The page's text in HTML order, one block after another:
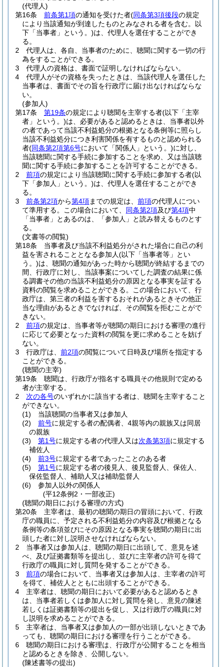
(代理人)
第16条
前条第1項の通知を受けた者(同条第3項後段の規定
により当該通知が到達したものとみなされる者を含む。以
下「当事者」という。)は、代理人を選任することができ
る。
2
代理人は、各自、当事者のために、聴聞に関する一切の行
為をすることができる。
3
代理人の資格は、書面で証明しなければならない。
4
代理人がその資格を失ったときは、当該代理人を選任した
当事者は、書面でその旨を行政庁に届け出なければならな
い。
(参加人)
第17条
第19条の規定により聴聞を主宰する者(以下「主宰
者」という。)は、必要があると認めるときは、当事者以外
の者であって当該不利益処分の根拠となる条例等に照らし
当該不利益処分につき利害関係を有するものと認められる
者(同条第2項第6号において「関係人」という。)に対し、
当該聴聞に関する手続に参加することを求め、又は当該聴
聞に関する手続に参加することを許可することができる。
2
前項の規定により当該聴聞に関する手続に参加する者(以
下「参加人」という。)は、代理人を選任することができ
る。
3
前条第2項から第4項までの規定は、 前項の代理人につい
て準用する。
この場合において、 同条第2項及び第4項中
「当事者」とあるのは、「参加人」と読み替えるものとす
る。
(文書等の閲覧)
第18条
当事者及び当該不利益処分がされた場合に自己の利
益を害されることとなる参加人(以下「当事者等」とい
う。)は、聴聞の通知があった時から聴聞が終結するまでの
間、行政庁に対し、当該事案についてした調査の結果に係
る調書その他の当該不利益処分の原因となる事実を証する
資料の閲覧を求めることができる。
この場合において、行
政庁は、第三者の利益を害するおそれがあるときその他正
当な理由があるときでなければ、その閲覧を拒むことがで
きない。
2
前項の規定は、当事者等が聴聞の期日における審理の進行
に応じて必要となった資料の閲覧を更に求めることを妨げ
ない。
3
行政庁は、 前2項の閲覧について日時及び場所を指定する
ことができる。
(聴聞の主宰)
第19条
聴聞は、行政庁が指名する職員その他規則で定める
者が主宰する。
2
次の各号のいずれかに該当する者は、聴聞を主宰すること
ができない。
(1)
当該聴聞の当事者又は参加人
(2)
前号に規定する者の配偶者、4親等内の親族又は同居
の親族
(3)
第1号に規定する者の代理人又は次条第3項に規定する
補佐人
(4)
前3号に規定する者であったことのある者
(5)
第1号に規定する者の後見人、後見監督人、保佐人、
保佐監督人、補助人又は補助監督人
(6)
参加人以外の関係人
(平12条例2・一部改正)
(聴聞の期日における審理の方式)
第20条
主宰者は、最初の聴聞の期日の冒頭において、行政
庁の職員に、予定される不利益処分の内容及び根拠となる
条例等の条項並びにその原因となる事実を聴聞の期日に出
頭した者に対し説明させなければならない。
2
当事者又は参加人は、聴聞の期日に出頭して、意見を述
べ、及び証拠書類等を提出し、並びに主宰者の許可を得て
行政庁の職員に対し質問を発することができる。
3
前項の場合において、当事者又は参加人は、主宰者の許可
を得て、補佐人とともに出頭することができる。
4
主宰者は、聴聞の期日において必要があると認めるとき
は、当事者若しくは参加人に対し質問を発し、意見の陳述
若しくは証拠書類等の提出を促し、又は行政庁の職員に対
し説明を求めることができる。
5
主宰者は、当事者又は参加人の一部が出頭しないときであ
っても、聴聞の期日における審理を行うことができる。
6
聴聞の期日における審理は、行政庁が公開することを相当
と認めるときを除き、公開しない。
(陳述書等の提出)